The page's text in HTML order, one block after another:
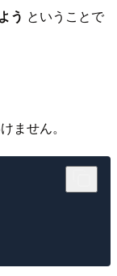
う ということで
ません。